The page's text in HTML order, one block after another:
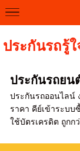
ประกันรถรู้ใ
ประกันรถยน
ประกันรถออนไลน์
ราคา คีย์เข้าระบบ
ใช้บัตรเครดิต ถูกก